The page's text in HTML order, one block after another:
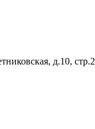
д.10, стр.2